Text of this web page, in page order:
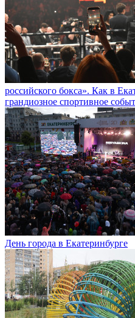
российского бокса». Как в
грандиозное спортивное
День города в Екатеринбурге